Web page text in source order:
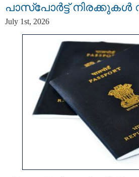
പാസ്‌പോർട്ട് നിരക്കുകൾ
July 1st, 2026